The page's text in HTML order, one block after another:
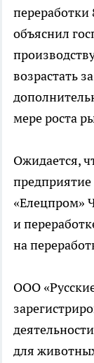
переработки
объяснил
возрастать
мере роста
Ожидается,
«Елецпром»
и
на
ООО
для